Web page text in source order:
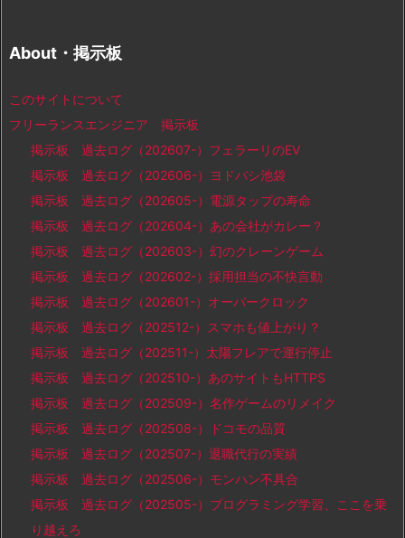
About・掲示板
このサイトについて
フリーランスエンジニア 掲示板
掲示板 過去ログ（202607-）フェラーリのEV
掲示板 過去ログ（202606-）ヨドバシ池袋
掲示板 過去ログ（202605-）電源タップの寿命
掲示板 過去ログ（202604-）あの会社がカレー？
掲示板 過去ログ（202603-）幻のクレーンゲーム
掲示板 過去ログ（202602-）採用担当の不快言動
掲示板 過去ログ（202601-）オーバークロック
掲示板 過去ログ（202512-）スマホも値上がり？
掲示板 過去ログ（202511-）太陽フレアで運行停止
掲示板 過去ログ（202510-）あのサイトもHTTPS
掲示板 過去ログ（202509-）名作ゲームのリメイク
掲示板 過去ログ（202508-）ドコモの品質
掲示板 過去ログ（202507-）退職代行の実績
掲示板 過去ログ（202506-）モンハン不具合
掲示板 過去ログ（202505-）プログラミング学習、ここを乗
り越えろ